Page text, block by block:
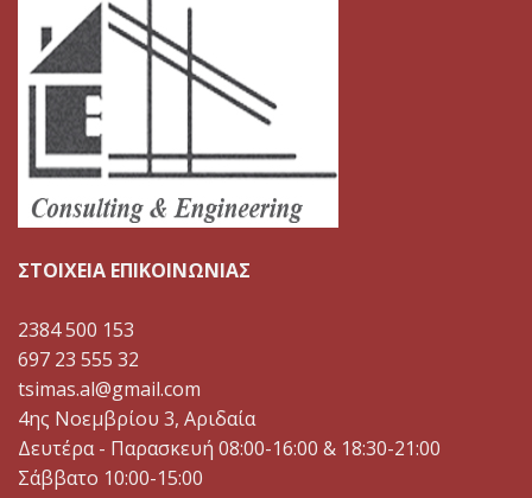
ΣΤΟΙΧΕΙΑ ΕΠΙΚΟΙΝΩΝΙΑΣ
2384 500 153
697 23 555 32
tsimas.al@gmail.com
4ης Νοεμβρίου 3, Αριδαία
Δευτέρα - Παρασκευή 08:00-16:00 & 18:30-21:00
Σάββατο 10:00-15:00